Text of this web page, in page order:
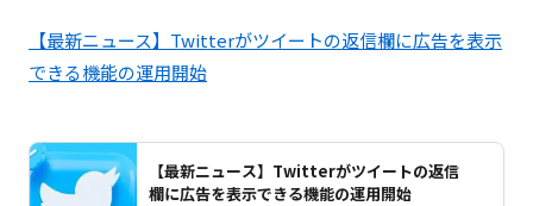
【最新ニュース】Twitterがツイートの返信欄に広告を表示
できる機能の運用開始
【最新ニュース】Twitterがツイートの返信
欄に広告を表示できる機能の運用開始